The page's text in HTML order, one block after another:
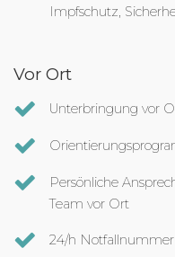
Impfschutz,
Vor Ort
Unterbringung vor
Persönliche
Team vor Ort
24/h Notfallnummer